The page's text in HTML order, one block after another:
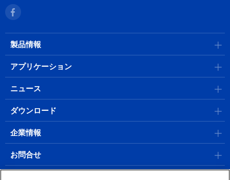
製品情報
アプリケーション
ニュース
ダウンロード
企業情報
お問合せ